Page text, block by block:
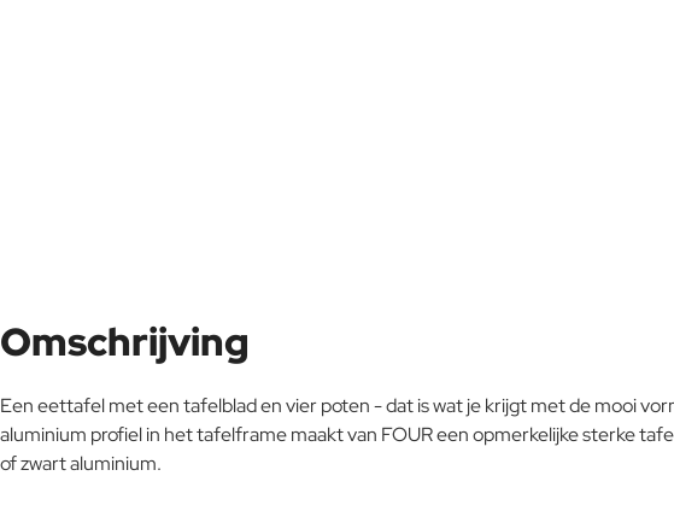
Omschrijving
Een eettafel met een tafelblad en vier poten - dat is wat je krijgt met de mooi
aluminium profiel in het tafelframe maakt van FOUR een opmerkelijke sterke
of zwart aluminium.